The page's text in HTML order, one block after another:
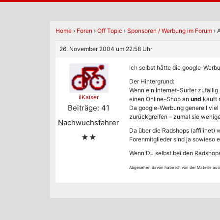
Home › Foren › Off Topic › Sponsoren / Werbung im Forum ›
26. November 2004 um 22:58 Uhr
ilKaiser
Beiträge: 41
Nachwuchsfahrer
★★
Ich selbst hätte die google-
Der Hintergrund:
Wenn ein Internet-Surfer zufällig
einen Online-Shop an und kauft
Da google-Werbung generell
zurückgreifen – zumal sie
Da über die Radshops (affilinet)
Forenmitglieder sind ja sowieso
Wenn Du selbst bei den
Abgesehen davon habe ich von der Materie